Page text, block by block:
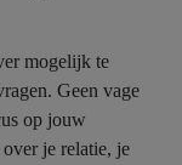
mogelijk te
Geen vage
op jouw
je relatie, je